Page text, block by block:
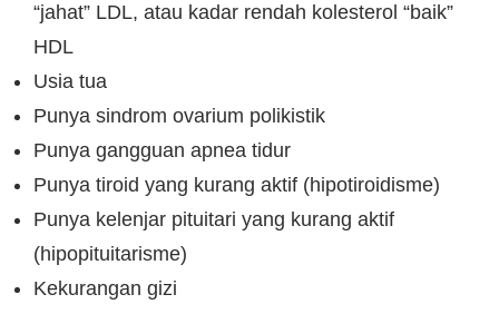
“jahat” LDL, atau kadar rendah kolesterol “baik”
HDL
Usia tua
Punya sindrom ovarium polikistik
Punya gangguan apnea tidur
Punya tiroid yang kurang aktif (hipotiroidisme)
Punya kelenjar pituitari yang kurang aktif
(hipopituitarisme)
Kekurangan gizi